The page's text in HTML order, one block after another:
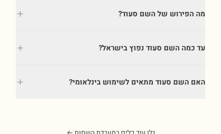
מה הפירוש של השם סעוד?
עד כמה השם סעוד נפוץ בישראל?
האם השם סעוד מתאים לשימוש בינלאומי?